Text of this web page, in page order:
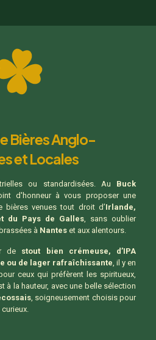
Bières Anglo-
et Locales
ou standardisées. Au Buck
d'honneur à vous proposer une
bières venues tout droit d’Irlande,
du Pays de Galles , sans oublier
à Nantes et aux alentours.
de stout bien crémeuse, d’IPA
ou de lager rafraîchissante , il y en
ceux qui préfèrent les spiritueux,
à la hauteur, avec une belle sélection
, soigneusement choisis pour